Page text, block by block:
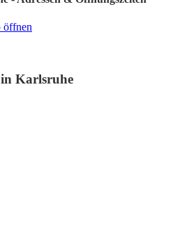
öffnen
in Karlsruhe